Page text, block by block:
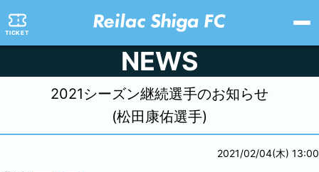
TICKET
NEWS
2021シーズン継続選手のお知らせ
(松田康佑選手)
2021/02/04(木) 13:00